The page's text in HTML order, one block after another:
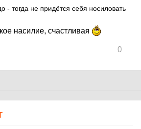
- тогда не придётся себя носиловать
насилие, счастливая
0